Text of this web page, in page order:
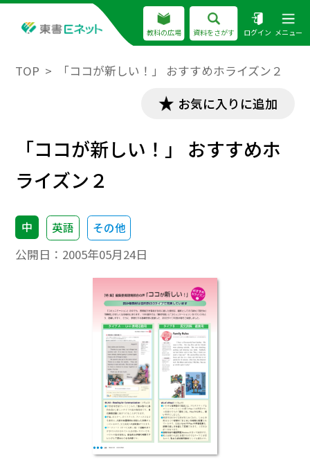
教科の広場 資料をさがす ログイン メニュー
TOP 「ココが新しい！」 おすすめホライズン２
お気に入りに追加
「ココが新しい！」 おすすめホ
ライズン２
中 英語 その他
公開日： 2005年05月24日